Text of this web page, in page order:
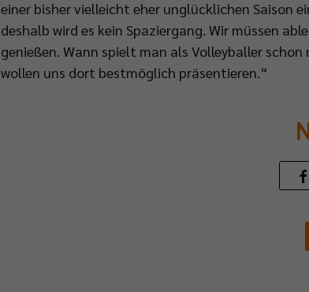
einer bisher vielleicht eher unglücklichen Saison
deshalb wird es kein Spaziergang. Wir müssen
genießen. Wann spielt man als Volleyballer
wollen uns dort bestmöglich präsentieren.“